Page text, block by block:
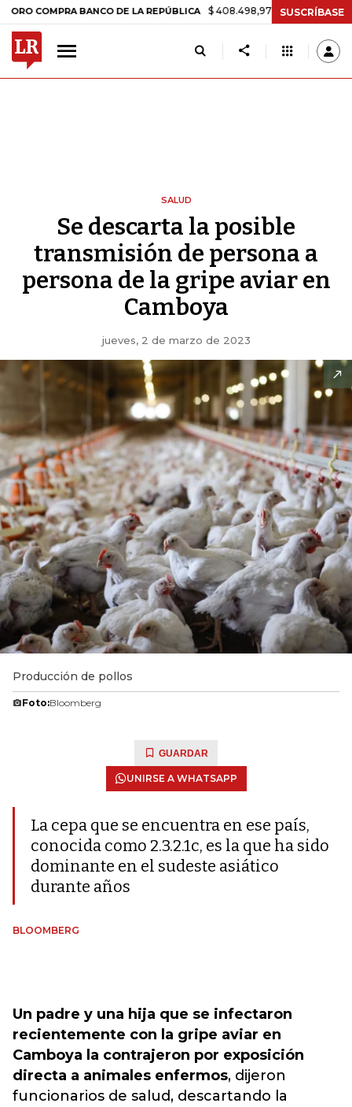
BANCO DE LA REPÚBLICA $ 408.498,97 +$ 8.753,81 +2,19%
SUSCRÍBASE
SALUD
Se descarta la posible
transmisión de persona a
persona de la gripe aviar en
Camboya
jueves, 2 de marzo de 2023
Producción de pollos
Foto:Bloomberg
GUARDAR
UNIRSE A WHATSAPP
La cepa que se encuentra en ese país,
conocida como 2.3.2.1c, es la que ha sido
dominante en el sudeste asiático
durante años
BLOOMBERG
Un padre y una hija que se infectaron
recientemente con la gripe aviar en
Camboya la contrajeron por exposición
directa a animales enfermos, dijeron
funcionarios de salud, descartando la